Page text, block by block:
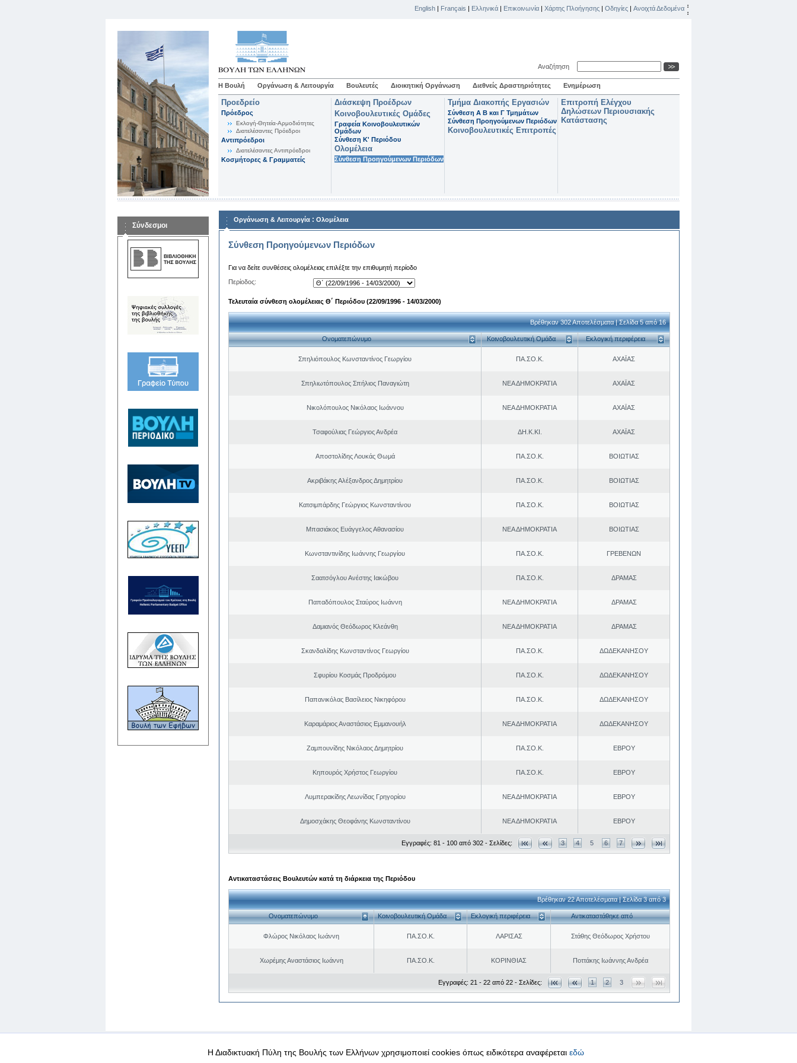
English | Français | Ελληνικά | Επικοινωνία | Χάρτης Πλοήγησης | Οδηγίες | Ανοιχτά Δεδομένα
Αναζήτηση
Η Βουλή Οργάνωση & Λειτουργία Βουλευτές Διοικητική Οργάνωση Διεθνείς Δραστηριότητες Ενημέρωση
Προεδρείο
Πρόεδρος
Εκλογή-Θητεία-Αρμοδιότητες
Διατελέσαντες Πρόεδροι
Αντιπρόεδροι
Διατελέσαντες Αντιπρόεδροι
Κοσμήτορες & Γραμματείς
Διάσκεψη Προέδρων
Κοινοβουλευτικές Ομάδες
Γραφεία Κοινοβουλευτικών
Ομάδων
Σύνθεση K' Περιόδου
Ολομέλεια
Σύνθεση Προηγούμενων Περιόδων
Τμήμα Διακοπής Εργασιών
Σύνθεση Α Β και Γ Τμημάτων
Σύνθεση Προηγούμενων Περιόδων
Κοινοβουλευτικές Επιτροπές
Επιτροπή Ελέγχου
Δηλώσεων Περιουσιακής
Κατάστασης
Σύνδεσμοι
Οργάνωση & Λειτουργία : Ολομέλεια
Σύνθεση Προηγούμενων Περιόδων
Για να δείτε συνθέσεις ολομέλειας επιλέξτε την επιθυμητή περίοδο
Περίοδος:
Τελευταία σύνθεση ολομέλειας Θ΄ Περιόδου (22/09/1996 - 14/03/2000)
Βρέθηκαν 302 Αποτελέσματα | Σελίδα 5 από 16
Ονοματεπώνυμο Κοινοβουλευτική Ομάδα Εκλογική περιφέρεια
Σπηλιόπουλος Κωνσταντίνος Γεωργίου ΠΑ.ΣΟ.Κ. ΑΧΑΪΑΣ
Σπηλιωτόπουλος Σπήλιος Παναγιώτη ΝΕΑ ΔΗΜΟΚΡΑΤΙΑ ΑΧΑΪΑΣ
Νικολόπουλος Νικόλαος Ιωάννου ΝΕΑ ΔΗΜΟΚΡΑΤΙΑ ΑΧΑΪΑΣ
Τσαφούλιας Γεώργιος Ανδρέα ΔΗ.Κ.ΚΙ. ΑΧΑΪΑΣ
Αποστολίδης Λουκάς Θωμά ΠΑ.ΣΟ.Κ. ΒΟΙΩΤΙΑΣ
Ακριβάκης Αλέξανδρος Δημητρίου ΠΑ.ΣΟ.Κ. ΒΟΙΩΤΙΑΣ
Κατσιμπάρδης Γεώργιος Κωνσταντίνου ΠΑ.ΣΟ.Κ. ΒΟΙΩΤΙΑΣ
Μπασιάκος Ευάγγελος Αθανασίου ΝΕΑ ΔΗΜΟΚΡΑΤΙΑ ΒΟΙΩΤΙΑΣ
Κωνσταντινίδης Ιωάννης Γεωργίου ΠΑ.ΣΟ.Κ. ΓΡΕΒΕΝΩΝ
Σαατσόγλου Ανέστης Ιακώβου ΠΑ.ΣΟ.Κ. ΔΡΑΜΑΣ
Παπαδόπουλος Σταύρος Ιωάννη ΝΕΑ ΔΗΜΟΚΡΑΤΙΑ ΔΡΑΜΑΣ
Δαμιανός Θεόδωρος Κλεάνθη ΝΕΑ ΔΗΜΟΚΡΑΤΙΑ ΔΡΑΜΑΣ
Σκανδαλίδης Κωνσταντίνος Γεωργίου ΠΑ.ΣΟ.Κ. ΔΩΔΕΚΑΝΗΣΟΥ
Σφυρίου Κοσμάς Προδρόμου ΠΑ.ΣΟ.Κ. ΔΩΔΕΚΑΝΗΣΟΥ
Παπανικόλας Βασίλειος Νικηφόρου ΠΑ.ΣΟ.Κ. ΔΩΔΕΚΑΝΗΣΟΥ
Καραμάριος Αναστάσιος Εμμανουήλ ΝΕΑ ΔΗΜΟΚΡΑΤΙΑ ΔΩΔΕΚΑΝΗΣΟΥ
Ζαμπουνίδης Νικόλαος Δημητρίου ΠΑ.ΣΟ.Κ. ΕΒΡΟΥ
Κηπουρός Χρήστος Γεωργίου ΠΑ.ΣΟ.Κ. ΕΒΡΟΥ
Λυμπερακίδης Λεωνίδας Γρηγορίου ΝΕΑ ΔΗΜΟΚΡΑΤΙΑ ΕΒΡΟΥ
Δημοσχάκης Θεοφάνης Κωνσταντίνου ΝΕΑ ΔΗΜΟΚΡΑΤΙΑ ΕΒΡΟΥ
Εγγραφές: 81 - 100 από 302 - Σελίδες: 3 4 5 6 7
Αντικαταστάσεις Βουλευτών κατά τη διάρκεια της Περιόδου
Βρέθηκαν 22 Αποτελέσματα | Σελίδα 3 από 3
Ονοματεπώνυμο Κοινοβουλευτική Ομάδα Εκλογική περιφέρεια Αντικαταστάθηκε από
Φλώρος Νικόλαος Ιωάννη ΠΑ.ΣΟ.Κ. ΛΑΡΙΣΑΣ Στάθης Θεόδωρος Χρήστου
Χωρέμης Αναστάσιος Ιωάννη ΠΑ.ΣΟ.Κ. ΚΟΡΙΝΘΙΑΣ Ποττάκης Ιωάννης Ανδρέα
Εγγραφές: 21 - 22 από 22 - Σελίδες: 1 2 3
Όροι χρήσης Προσωπικά δεδομένα Ασφάλεια & Πρόσβαση
Η Διαδικτυακή Πύλη της Βουλής των Ελλήνων χρησιμοποιεί cookies όπως ειδικότερα αναφέρεται εδώ